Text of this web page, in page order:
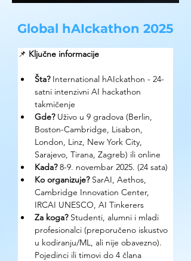
Global hAIckathon 2025
📌 Ključne informacije
Šta? International hAIckathon - 24-
satni intenzivni AI hackathon
takmičenje
Gde? Uživo u 9 gradova (Berlin,
Boston-Cambridge, Lisabon,
London, Linz, New York City,
Sarajevo, Tirana, Zagreb) ili online
Kada? 8-9. novembar 2025. (24 sata)
Ko organizuje? SarAI, Aethos,
Cambridge Innovation Center,
IRCAI UNESCO, AI Tinkerers
Za koga? Studenti, alumni i mladi
profesionalci (preporučeno iskustvo
u kodiranju/ML, ali nije obavezno).
Pojedinci ili timovi do 4 člana